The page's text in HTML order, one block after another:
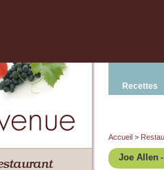
Recettes
Accueil >
Joe Allen